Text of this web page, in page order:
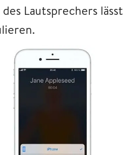
Lautsprechers lässt